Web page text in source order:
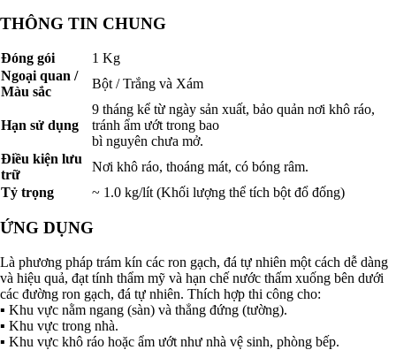
THÔNG TIN CHUNG
Đóng gói
1 Kg
Ngoại quan /
Màu sắc
Bột / Trắng và Xám
Hạn sử dụng
9 tháng kể từ ngày sản xuất, bảo quản nơi khô ráo,
tránh ẩm ướt trong bao
bì nguyên chưa mở.
Điều kiện lưu
trữ
Nơi khô ráo, thoáng mát, có bóng râm.
Tỷ trọng
~ 1.0 kg/lít (Khối lượng thể tích bột đổ đống)
ỨNG DỤNG
Là phương pháp trám kín các ron gạch, đá tự nhiên một cách dễ dàng
và hiệu quả, đạt tính thẩm mỹ và hạn chế nước thấm xuống bên dưới
các đường ron gạch, đá tự nhiên. Thích hợp thi công cho:
▪ Khu vực nằm ngang (sàn) và thẳng đứng (tường).
▪ Khu vực trong nhà.
▪ Khu vực khô ráo hoặc ẩm ướt như nhà vệ sinh, phòng bếp.